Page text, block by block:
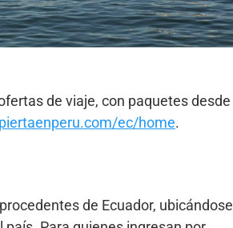
de viaje, con paquetes desde
ec/home.
de Ecuador, ubicándose